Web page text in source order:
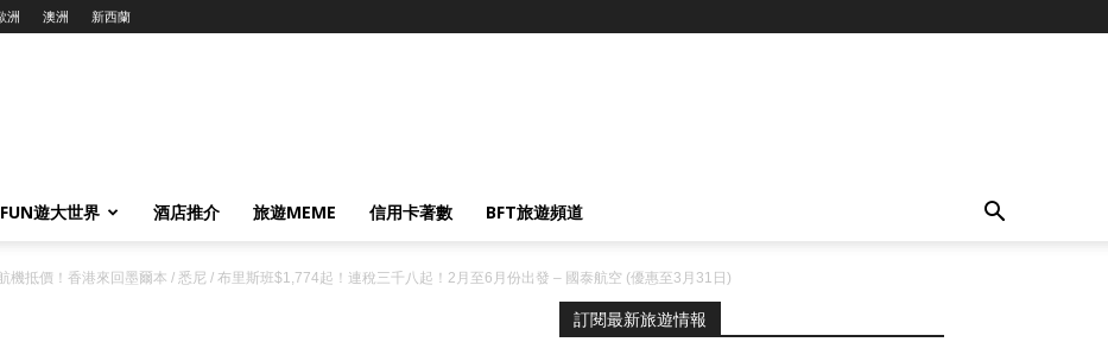
洲 澳洲 新西蘭
FUN遊大世界 酒店推介 旅遊MEME 信用卡著數 BFT旅遊頻道
機抵價！香港來回墨爾本 / 悉尼 / 布里斯班$1,774起！連稅三千八起！2月至6月份出發 – 國泰航空 (優惠至3月31日)
訂閱最新旅遊情報